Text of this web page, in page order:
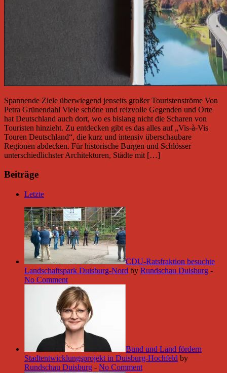
Spannende Ziele überwiegend jenseits großer Touristenströme Von
Petra Grünendahl Viele schöne und reizvolle Gegenden und Orte
hat Deutschland auch dort, wo es bislang nicht die Scharen von
Touristen hinzieht. Zu entdecken gibt es das alles auf „Vis-à-Vis
Touren Deutschland“, die kurz und intensiv überschaubare
Regionen abdecken. Für historische Burgen und Schlösser
unterschiedlichster Architekturen, Städte mit […]
Beiträge
Letzte
CDU-Ratsfraktion besuchte
Landschaftspark Duisburg-Nord by Rundschau Duisburg -
No Comment
Bund und Land fördern
Stadtentwicklungsprojekt in Duisburg-Hochfeld by
Rundschau Duisburg - No Comment